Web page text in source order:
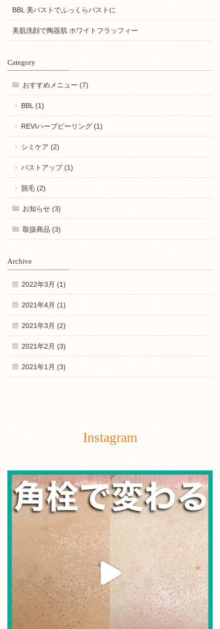
BBL 美バストでふっくらバストに
美肌洗顔で陶器肌 ホワイトフラッフィー
Category
おすすめメニュー (7)
BBL (1)
REVIハーブピーリング (1)
シミケア (2)
バストアップ (1)
脱毛 (2)
お知らせ (3)
取扱商品 (3)
Archive
2022年3月 (1)
2021年4月 (1)
2021年3月 (2)
2021年2月 (3)
2021年1月 (3)
Instagram